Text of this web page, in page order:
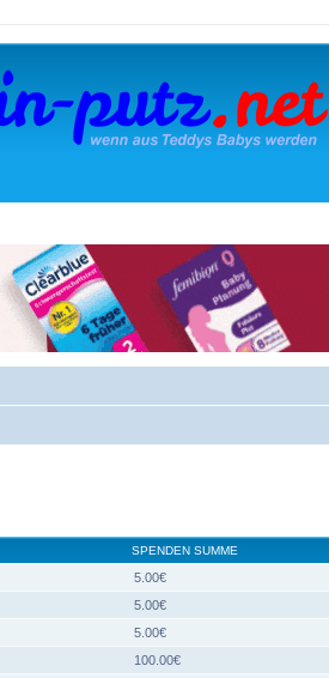
SPENDEN SUMME
5.00€
5.00€
5.00€
100.00€